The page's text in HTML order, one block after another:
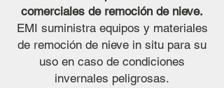
comerciales de remoción de nieve.
EMI suministra equipos y materiales
de remoción de nieve in situ para su
uso en caso de condiciones
invernales peligrosas.